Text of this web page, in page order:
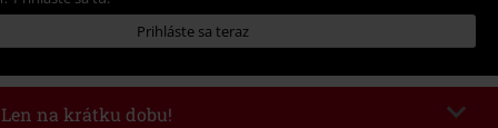
Prihláste sa teraz
Len na krátku dobu!